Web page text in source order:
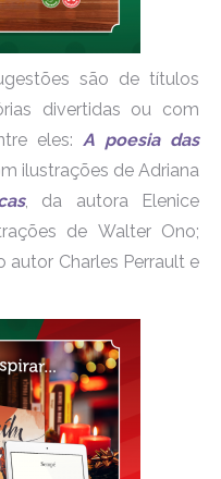
são de títulos
divertidas ou com
eles: A poesia das
ilustrações de Adriana
, da autora Elenice
de Walter Ono;
autor Charles Perrault e